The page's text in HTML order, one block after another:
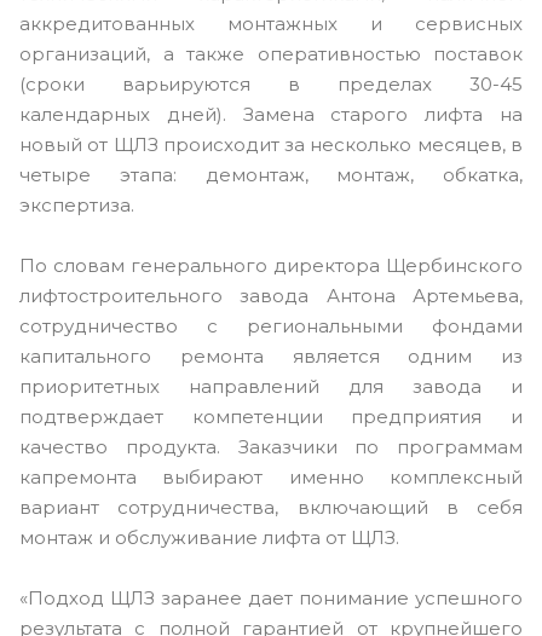
аккредитованных монтажных и сервисных
организаций, а также оперативностью поставок
(сроки варьируются в пределах 30-45
календарных дней). Замена старого лифта на
новый от ЩЛЗ происходит за несколько месяцев, в
четыре этапа: демонтаж, монтаж, обкатка,
экспертиза.
По словам генерального директора Щербинского
лифтостроительного завода Антона Артемьева,
сотрудничество с региональными фондами
капитального ремонта является одним из
приоритетных направлений для завода и
подтверждает компетенции предприятия и
качество продукта. Заказчики по программам
капремонта выбирают именно комплексный
вариант сотрудничества, включающий в себя
монтаж и обслуживание лифта от ЩЛЗ.
«Подход ЩЛЗ заранее дает понимание успешного
результата с полной гарантией от крупнейшего